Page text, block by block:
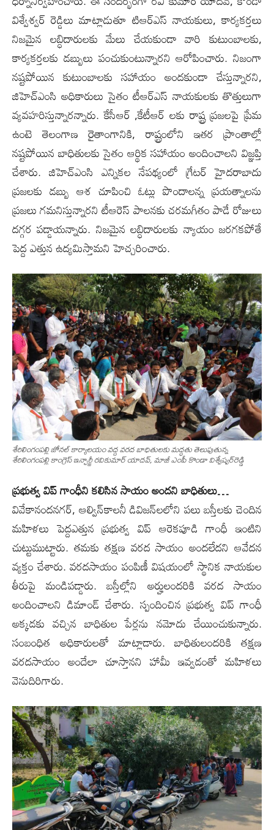
విశ్వేశ్వర్ రెడ్డిలు మాట్లాడుతూ టిఆర్ఎస్ నాయకులు, కార్యకర్తలు
నిజమైన లబ్ధిదారులకు మేలు చేయకుండా వారి కుటుంబాలకు,
కార్యకర్తలకు డబ్బులు పంచుకుంటున్నారని ఆరోపించారు. నిజంగా
నష్టపోయిన కుటుంబాలకు సహాయం అందకుండా చేస్తున్నారని,
జిహెచ్ఎంసి అధికారులు సైతం టీఆర్ఎస్ నాయకులకు తొత్తులుగా
వ్యవహరిస్తున్నారన్నారు. కేసీఆర్ ,కేటీఆర్ లకు రాష్ట్ర ప్రజలపై ప్రేమ
ఉంటె తెలంగాణ రైతాంగానికి, రాష్ట్రంలోని ఇతర ప్రాంతాల్లో
నష్టపోయిన బాధితులకు సైతం ఆర్థిక సహాయం అందించాలని విజ్ఞప్తి
చేశారు. జిహెచ్ఎంసి ఎన్నిక‌ల‌ నేపథ్యంలో గ్రేటర్ హైదరాబాదు
ప్రజలకు డబ్బు ఆశ చూపించి ఓట్లు పొందాలన్న ప్రయత్నాలను
ప్రజలు గమనిస్తున్నారని టీఆరెస్ పాలనకు చరమగీతం పాడే రోజులు
దగ్గర పడ్డాయన్నారు. నిజమైన లబ్ధిదారులకు న్యాయం జరగకపోతే
పెద్ద ఎత్తున ఉద్యమిస్తామని హెచ్చరించారు.
శేరిలింగంప‌ల్లి జోన‌ల్ కార్యాల‌యం వ‌ద్ద వ‌ర‌ద బాధితులకు మ‌ద్ధ‌తు తెలుపుతున్న
శేరిలింగంప‌ల్లి కాంగ్రెస్ ఇన్చార్జీ ర‌వికుమార్ యాద‌వ్‌, మాజీ ఎంపీ కొండా విశ్వేష్వ‌ర్‌రెడ్డి
ప్ర‌భుత్వ విప్ గాంధీని క‌లిసిన సాయం అంద‌ని బాధితులు…
వివేకానంద‌న‌గ‌ర్‌, ఆల్విన్‌కాల‌నీ డివిజ‌న్‌ల‌లోని ప‌లు బ‌స్తీల‌కు చెందిన
మ‌హిళ‌లు పెద్దఎత్తున ప్ర‌భుత్వ విప్ ఆరెక‌పూడి గాంధీ ఇంటిని
చుట్టుముట్టారు. త‌మ‌కు త‌క్ష‌ణ వ‌ర‌ద సాయం అంద‌లేద‌ని ఆవేద‌న
వ్య‌క్తం చేశారు. వ‌ర‌ద‌సాయం పంపిణీ విష‌యంలో స్థానిక నాయ‌కుల
తీరుపై మండిప‌డ్డారు. బ‌స్తీల్లోని అర్హులంద‌రికి వ‌‌ర‌ద సాయం
అందించాల‌ని డిమాండ్ చేశారు. స్పందించిన ప్ర‌భుత్వ విప్ గాంధీ
అక్క‌డ‌కు వ‌చ్చిన బాధితుల పేర్ల‌ను న‌మోదు చేయించుకున్నారు.
సంబంధిత అధికారుల‌తో మాట్లాడారు. బాధితులంద‌రికి త‌క్ష‌ణ
వ‌ర‌ద‌సాయం అందేలా చూస్తాన‌ని హామీ ఇవ్వ‌డంతో మ‌హిళ‌లు
వెనుదిరిగారు.